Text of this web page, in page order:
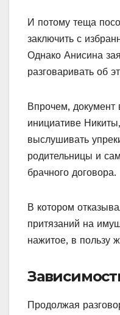
И потому теща
заключить с
Однако Анисина
разговаривать об
Впрочем,
инициативе
выслушивать
родительницы и
брачного договора.
В котором
притязаний на
нажитое, в пользу
Продолжая